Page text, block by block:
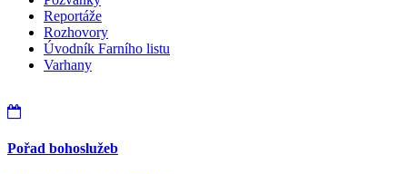
Reportáže
Rozhovory
Úvodník Farního listu
Varhany
Pořad bohoslužeb